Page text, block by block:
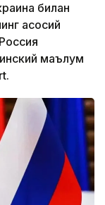
билан
асосий
маълум